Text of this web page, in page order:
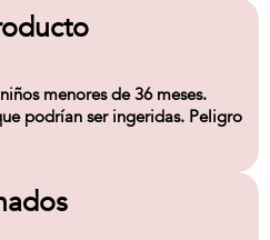
menores de 36 meses.
podrían ser ingeridas. Peligro